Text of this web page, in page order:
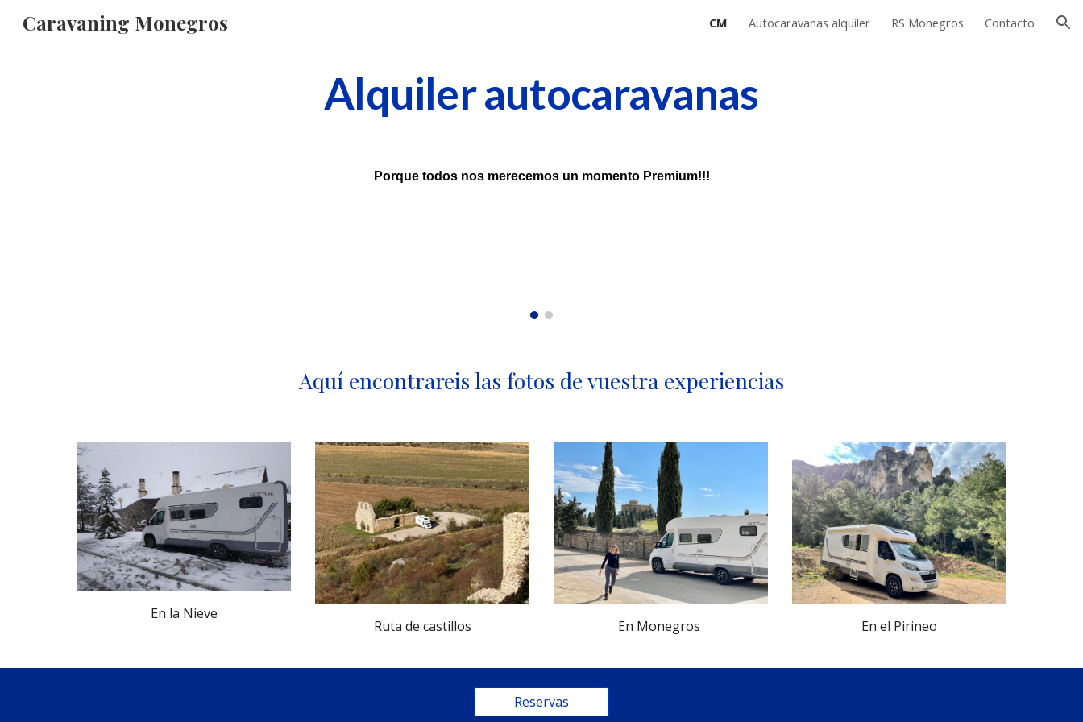
Skip to navigation
Caravaning Monegros CM Autocaravanas alquiler RS Monegros Contacto
Alquiler autocaravanas
Porque todos nos merecemos un momento Premium!!!
Aquí encontrareis las fotos de vuestra experiencias
En la Nieve
Ruta de castillos En Monegros En el Pirineo
Reservas